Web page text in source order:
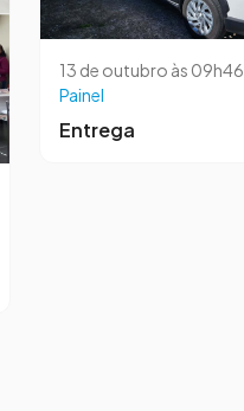
13 de outubro às 09h46
Painel
Entrega